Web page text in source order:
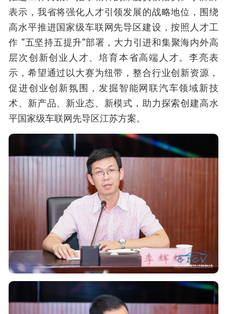
表示，我省将强化人才引领发展的战略地位，围绕
高水平推进国家级车联网先导区建设，按照人才工
作 “五坚持五提升”部署，大力引进和集聚海内外高
层次创新创业人才、培育本省高端人才。李亮表
示，希望通过以大赛为纽带，整合行业创新资源，
促进创业创新氛围，发掘智能网联汽车领域新技
术、新产品、新业态、新模式，助力探索创建高水
平国家级车联网先导区江苏方案。